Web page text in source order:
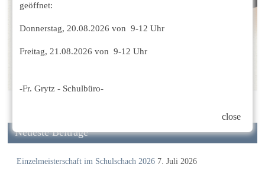
Neueste Beiträge
Einzelmeisterschaft im Schulschach 2026 7. Juli 2026
close
geöffnet:
Donnerstag, 20.08.2026 von 9-12 Uhr
Freitag, 21.08.2026 von 9-12 Uhr
-Fr. Grytz - Schulbüro-